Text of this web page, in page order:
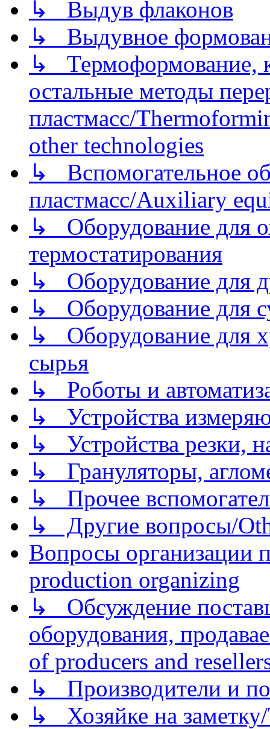
↳ Выдув флаконов
↳ Выдувное
↳ Термоформование,
остальные методы
пластмасс/
other technologies
↳ Вспомогательное
пластмасс/Auxiliary
↳ Оборудование для
термостатирования
↳ Оборудование для
↳ Оборудование для
↳ Оборудование для
сырья
↳ Роботы и
↳ Устройства
↳ Устройства резки,
↳ Грануляторы,
↳ Прочее
↳ Другие вопросы/
Вопросы организации
production organizing
↳ Обсуждение
оборудования,
of producers and
↳ Производители и
↳ Хозяйке на